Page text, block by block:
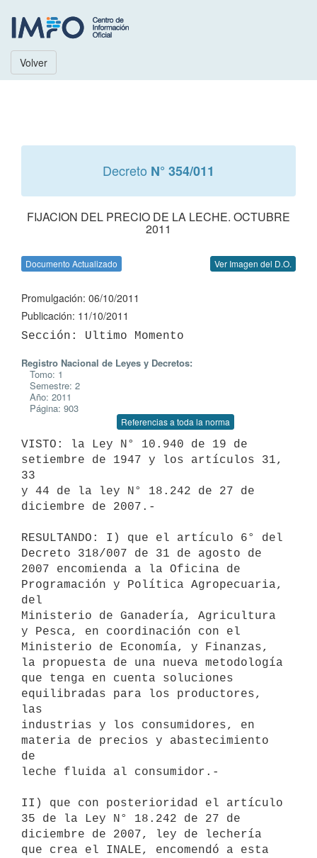
Volver
Decreto N° 354/011
FIJACION DEL PRECIO DE LA LECHE. OCTUBRE
2011
Documento Actualizado Ver Imagen del D.O.
Promulgación: 06/10/2011
Publicación: 11/10/2011
Registro Nacional de Leyes y Decretos:
Tomo: 1
Semestre: 2
Año: 2011
Página: 903
Referencias a toda la norma
VISTO: la Ley N° 10.940 de 19 de
setiembre de 1947 y los artículos 31,
33
y 44 de la ley N° 18.242 de 27 de
diciembre de 2007.-
RESULTANDO: I) que el artículo 6° del
Decreto 318/007 de 31 de agosto de
2007 encomienda a la Oficina de
Programación y Política Agropecuaria,
del
Ministerio de Ganadería, Agricultura
y Pesca, en coordinación con el
Ministerio de Economía, y Finanzas,
la propuesta de una nueva metodología
que tenga en cuenta soluciones
equilibradas para los productores,
las
industrias y los consumidores, en
materia de precios y abastecimiento
de
leche fluida al consumidor.-
II) que con posterioridad el artículo
35 de la Ley N° 18.242 de 27 de
diciembre de 2007, ley de lechería
que crea el INALE, encomendó a esta